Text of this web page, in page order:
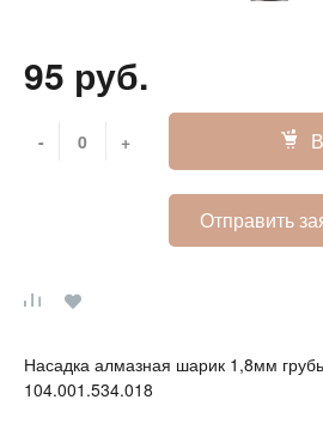
95 руб.
- +
Отправить
Насадка алмазная шарик 1,8мм
104.001.534.018